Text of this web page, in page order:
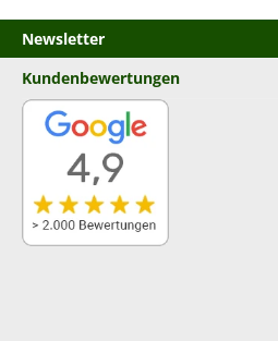
Newsletter
Kundenbewertungen